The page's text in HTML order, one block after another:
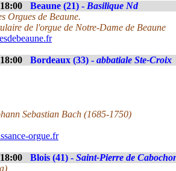
18:00 Beaune (21) - Basilique Nd
Orgues de Beaune.
de l'orgue de Notre-Dame de Beaune
18:00 Bordeaux (33) - abbatiale Ste-Croix
Sebastian Bach (1685-1750)
orgue.fr
18:00 Blois (41) - Saint-Pierre de